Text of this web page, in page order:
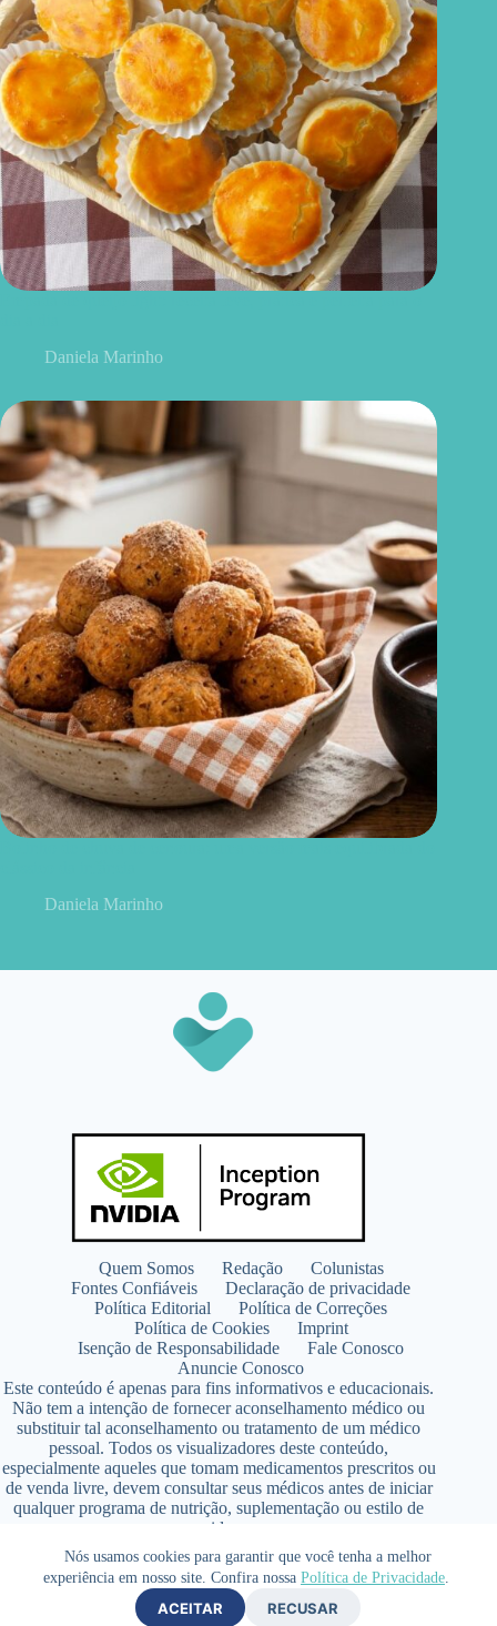
Nós usamos cookies para garantir que você tenha a melhor
experiência em nosso site. Confira nossa Política de Privacidade.
ACEITAR RECUSAR
Daniela Marinho
Daniela Marinho
Quem Somos Redação
Colunistas
Fontes Confiáveis
Declaração de privacidade
Política Editorial
Política de Correções
Política de Cookies
Imprint
Isenção de Responsabilidade
Fale Conosco
Anuncie Conosco
Este conteúdo é apenas para fins informativos e educacionais.
Não tem a intenção de fornecer aconselhamento médico ou
substituir tal aconselhamento ou tratamento de um médico
pessoal. Todos os visualizadores deste conteúdo,
especialmente aqueles que tomam medicamentos prescritos ou
de venda livre, devem consultar seus médicos antes de iniciar
qualquer programa de nutrição, suplementação ou estilo de
vida.
Copyright © 2026 - SaúdeLAB.com pertence ao grupo
VKCF Soluções Digitais Ltda - CNPJ n° 43.726.917/0001-80
- Contato +55 (65) 99813- 4203 - Responsável Técnica:
Farmacêutica Elizandra Civalsci Costa - CRF MT n° 3490